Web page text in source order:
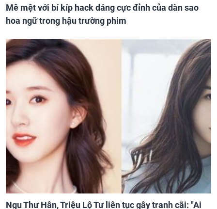
Mê mệt với bí kíp hack dáng cực đỉnh của dàn sao
hoa ngữ trong hậu trường phim
Ngu Thư Hân, Triệu Lộ Tư liên tục gây tranh cãi: "Ai